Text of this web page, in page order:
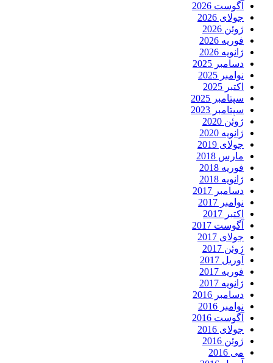
آگوست 2026
جولای 2026
ژوئن 2026
فوریه 2026
ژانویه 2026
دسامبر 2025
نوامبر 2025
اکتبر 2025
سپتامبر 2025
سپتامبر 2023
ژوئن 2020
ژانویه 2020
جولای 2019
مارس 2018
فوریه 2018
ژانویه 2018
دسامبر 2017
نوامبر 2017
اکتبر 2017
آگوست 2017
جولای 2017
ژوئن 2017
آوریل 2017
فوریه 2017
ژانویه 2017
دسامبر 2016
نوامبر 2016
آگوست 2016
جولای 2016
ژوئن 2016
می 2016